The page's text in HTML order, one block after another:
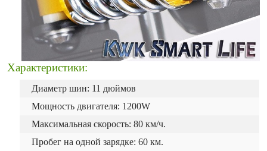
Характеристики:
Диаметр шин: 11 дюймов
Мощность двигателя: 1200W
Максимальная скорость: 80 км/ч.
Пробег на одной зарядке: 60 км.